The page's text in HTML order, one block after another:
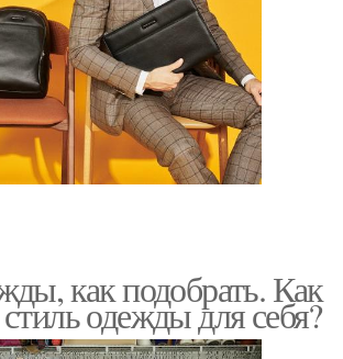
как подобрать. Как
одежды для себя?